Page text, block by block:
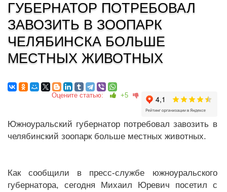
ГУБЕРНАТОР ПОТРЕБОВАЛ
ЗАВОЗИТЬ В ЗООПАРК
ЧЕЛЯБИНСКА БОЛЬШЕ
МЕСТНЫХ ЖИВОТНЫХ
Оцените статью: +5
Южноуральский губернатор потребовал завозить в
челябинский зоопарк больше местных животных.
Как сообщили в пресс-службе южноуральского
губернатора, сегодня Михаил Юревич посетил с